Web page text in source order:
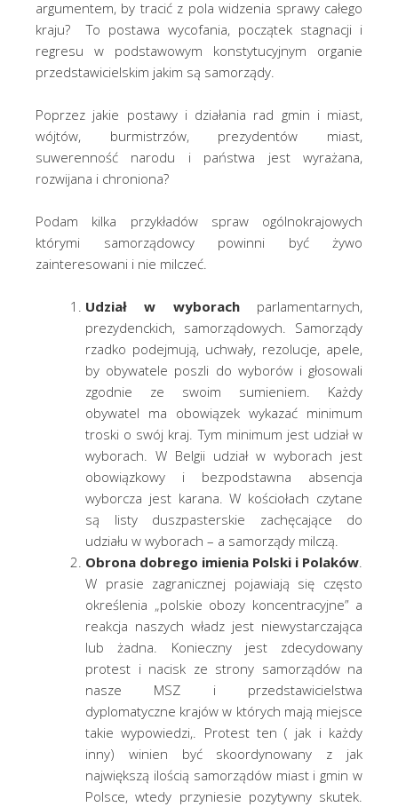
argumentem, by tracić z pola widzenia sprawy całego
kraju? To postawa wycofania, początek stagnacji i
regresu w podstawowym konstytucyjnym organie
przedstawicielskim jakim są samorządy.
Poprzez jakie postawy i działania rad gmin i miast,
wójtów, burmistrzów, prezydentów miast,
suwerenność narodu i państwa jest wyrażana,
rozwijana i chroniona?
Podam kilka przykładów spraw ogólnokrajowych
którymi samorządowcy powinni być żywo
zainteresowani i nie milczeć.
Udział w wyborachparlamentarnych,
prezydenckich, samorządowych. Samorządy
rzadko podejmują, uchwały, rezolucje, apele,
by obywatele poszli do wyborów i głosowali
zgodnie ze swoim sumieniem. Każdy
obywatel ma obowiązek wykazać minimum
troski o swój kraj. Tym minimum jest udział w
wyborach. W Belgii udział w wyborach jest
obowiązkowy i bezpodstawna absencja
wyborcza jest karana. W kościołach czytane
są listy duszpasterskie zachęcające do
udziału w wyborach – a samorządy milczą.
Obrona dobrego imienia Polski i Polaków
W prasie zagranicznej pojawiają się często
określenia „polskie obozy koncentracyjne” a
reakcja naszych władz jest niewystarczająca
lub żadna. Konieczny jest zdecydowany
protest i nacisk ze strony samorządów na
nasze MSZ i przedstawicielstwa
dyplomatyczne krajów w których mają miejsce
takie wypowiedzi,. Protest ten ( jak i każdy
inny) winien być skoordynowany z jak
największą ilością samorządów miast i gmin w
Polsce, wtedy przyniesie pozytywny skutek.